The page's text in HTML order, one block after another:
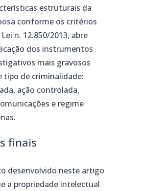
estruturais da
conforme os critérios
n. 12.850/2013, abre
dos instrumentos
mais gravosos
tipo de criminalidade:
ação controlada,
e regime
finais
desenvolvido neste artigo
a propriedade intelectual